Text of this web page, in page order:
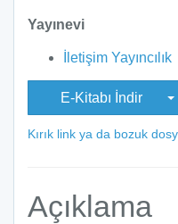
Yayınevi
İletişim Yayıncılık
E-Kitabı İndir
Kırık link ya da bozuk
Açıklama